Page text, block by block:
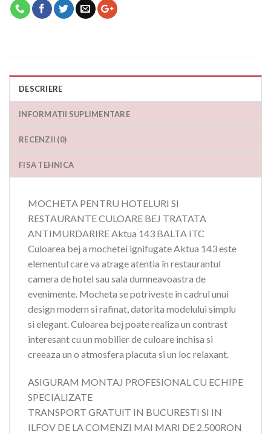
DESCRIERE
INFORMAȚII SUPLIMENTARE
RECENZII (0)
FISA TEHNICA
MOCHETA PENTRU HOTELURI SI
RESTAURANTE CULOARE BEJ TRATATA
ANTIMURDARIRE Aktua 143 BALTA ITC
Culoarea bej a mochetei ignifugate Aktua 143 este
elementul care va atrage atentia în restaurantul
camera de hotel sau sala dumneavoastra de
evenimente. Mocheta se potriveste in cadrul unui
design modern si rafinat, datorita modelului simplu
si elegant. Culoarea bej poate realiza un contrast
interesant cu un mobilier de culoare inchisa si
creeaza un o atmosfera placuta si un loc relaxant.
ASIGURAM MONTAJ PROFESIONAL CU ECHIPE
SPECIALIZATE
TRANSPORT GRATUIT IN BUCURESTI SI IN
ILFOV DE LA COMENZI MAI MARI DE 2.500RON